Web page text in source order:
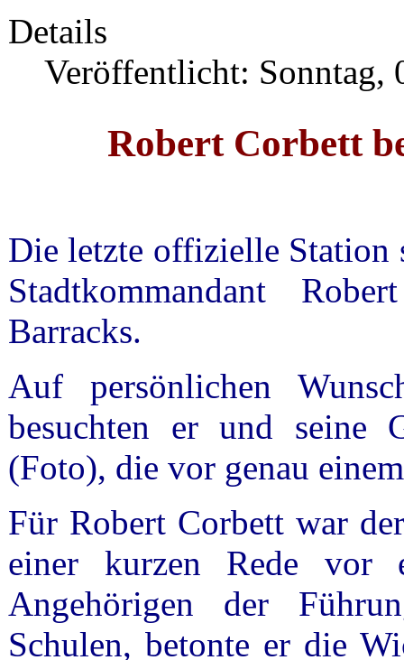
Details
Veröffentlicht: Sonntag,
Robert Corbett
Die letzte offizielle Station
Stadtkommandant
Barracks.
Auf persönlichen
besuchten er und seine
(Foto), die vor genau
Für Robert Corbett war
einer kurzen Rede vor
Angehörigen der
Schulen, betonte er die